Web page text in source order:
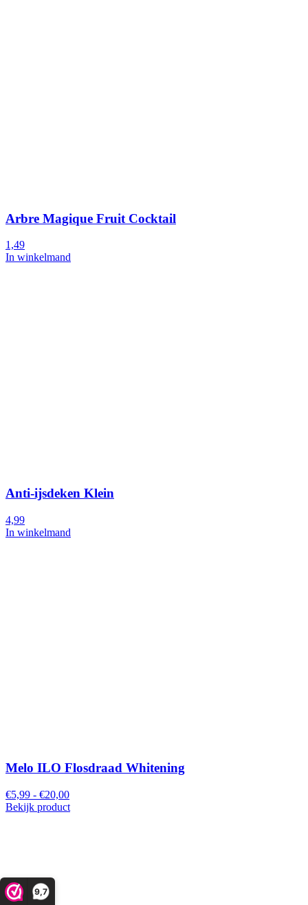
9,7
Arbre Magique Fruit Cocktail
1,49
In winkelmand
Anti-ijsdeken Klein
4,99
In winkelmand
Melo ILO Flosdraad Whitening
€5,99 - €20,00
Bekijk product